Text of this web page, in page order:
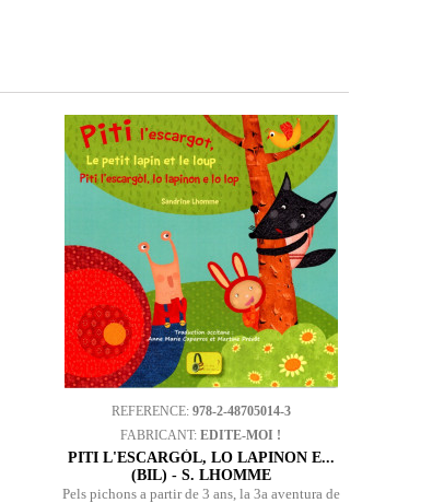
REFERENCE: 978-2-48705014-3
FABRICANT:EDITE-MOI !
PITI L'ESCARGÒL, LO LAPINON E...
(BIL) - S. LHOMME
Pels pichons a partir de 3 ans, la 3a aventura de